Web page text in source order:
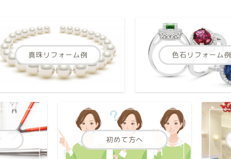
真珠リフォーム例 色石リフォーム例
初めて方へ